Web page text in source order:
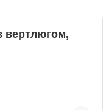
вертлюгом,